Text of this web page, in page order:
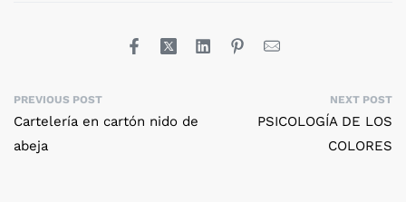
PREVIOUS POST
Cartelería en cartón nido de
abeja
NEXT POST
PSICOLOGÍA DE LOS
COLORES